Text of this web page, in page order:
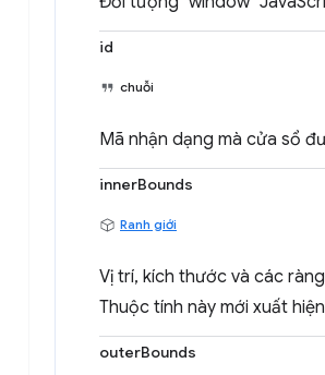
id
chuỗi
Mã nhận dạng mà cửa sổ
innerBounds
Ranh giới
Vị trí, kích thước và các
Thuộc tính này mới xuất
outerBounds